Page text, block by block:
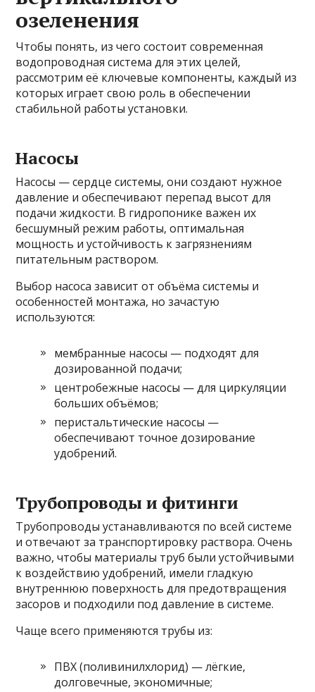
озеленения
Чтобы понять, из чего состоит современная
водопроводная система для этих целей,
рассмотрим её ключевые компоненты, каждый из
которых играет свою роль в обеспечении
стабильной работы установки.
Насосы
Насосы — сердце системы, они создают нужное
давление и обеспечивают перепад высот для
подачи жидкости. В гидропонике важен их
бесшумный режим работы, оптимальная
мощность и устойчивость к загрязнениям
питательным раствором.
Выбор насоса зависит от объёма системы и
особенностей монтажа, но зачастую
используются:
мембранные насосы — подходят для
дозированной подачи;
центробежные насосы — для циркуляции
больших объёмов;
перистальтические насосы —
обеспечивают точное дозирование
удобрений.
Трубопроводы и фитинги
Трубопроводы устанавливаются по всей системе
и отвечают за транспортировку раствора. Очень
важно, чтобы материалы труб были устойчивыми
к воздействию удобрений, имели гладкую
внутреннюю поверхность для предотвращения
засоров и подходили под давление в системе.
Чаще всего применяются трубы из:
ПВХ (поливинилхлорид) — лёгкие,
долговечные, экономичные;